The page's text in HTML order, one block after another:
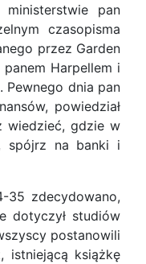
pan
czasopisma
przez Garden
Harpellem i
Pewnego dnia pan
powiedział
wiedzieć, gdzie w
spójrz na banki i
35 zdecydowano,
dotyczył studiów
postanowili
istniejącą książkę